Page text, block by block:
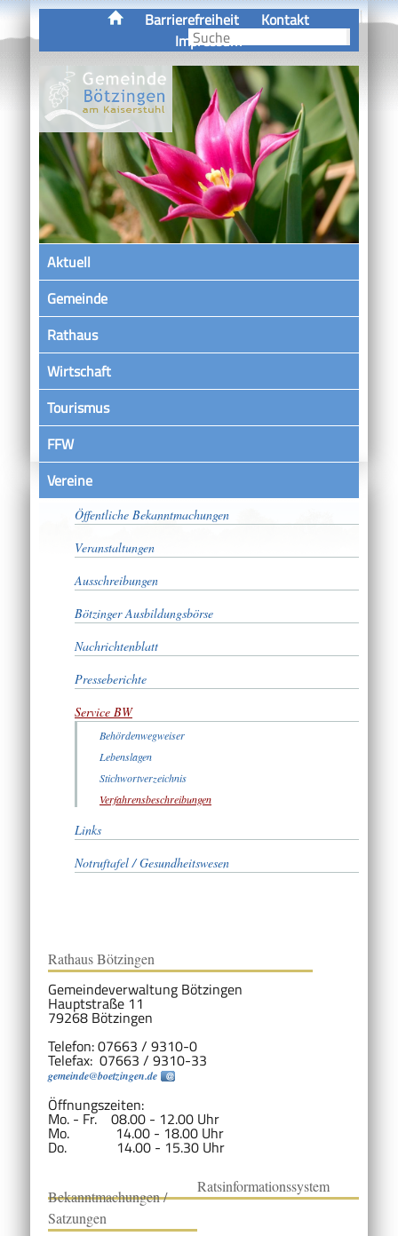
Barrierefreiheit
Kontakt
Impressum
Aktuell
Gemeinde
Rathaus
Wirtschaft
Tourismus
FFW
VereineSatzungen
Öffentliche Bekanntmachungen
Veranstaltungen
Ausschreibungen
Bötzinger Ausbildungsbörse
Nachrichtenblatt
Presseberichte
Service BW
Behördenwegweiser
Lebenslagen
Stichwortverzeichnis
Verfahrensbeschreibungen
Links
Notruftafel / Gesundheitswesen
Rathaus Bötzingen
Gemeindeverwaltung Bötzingen
Hauptstraße 11
79268 Bötzingen
Telefon: 07663 / 9310-0
Telefax: 07663 / 9310-33
gemeinde@boetzingen.de
Öffnungszeiten:
Mo. - Fr. 08.00 - 12.00 Uhr
Mo. 14.00 - 18.00 Uhr
Do. 14.00 - 15.30 Uhr
Bekanntmachungen /
Satzungen
Ratsinformationssystem